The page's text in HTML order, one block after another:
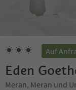
Auf
Eden
Meran, Meran und